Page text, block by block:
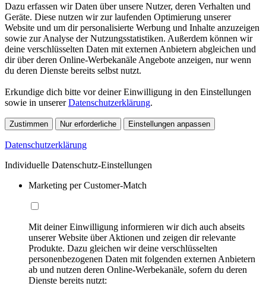
Dazu erfassen wir Daten über unsere Nutzer, deren Verhalten und
Geräte. Diese nutzen wir zur laufenden Optimierung unserer
Website und um dir personalisierte Werbung und Inhalte anzuzeigen
sowie zur Analyse der Nutzungsstatistiken. Außerdem können wir
deine verschlüsselten Daten mit externen Anbietern abgleichen und
dir über deren Online-Werbekanäle Angebote anzeigen, nur wenn
du deren Dienste bereits selbst nutzt.
Erkundige dich bitte vor deiner Einwilligung in den Einstellungen
sowie in unsererDatenschutzerklärung.
Zustimmen Nur erforderliche Einstellungen anpassen
Datenschutzerklärung
Individuelle Datenschutz-Einstellungen
Marketing per Customer-Match
Mit deiner Einwilligung informieren wir dich auch abseits
unserer Website über Aktionen und zeigen dir relevante
Produkte. Dazu gleichen wir deine verschlüsselten
personenbezogenen Daten mit folgenden externen Anbietern
ab und nutzen deren Online-Werbekanäle, sofern du deren
Dienste bereits nutzt: